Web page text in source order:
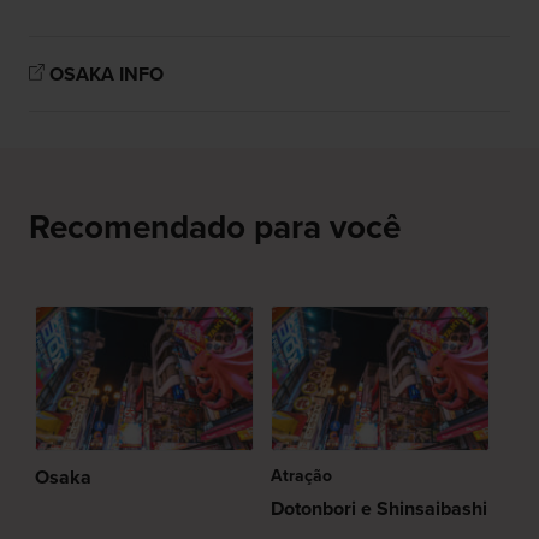
OSAKA INFO
Recomendado para você
Osaka Atração
Dotonbori e Shinsaibashi